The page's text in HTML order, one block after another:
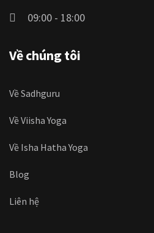
09:00 - 18:00
Về chúng tôi
Về Sadhguru
Về Viisha Yoga
Về Isha Hatha Yoga
Blog
Liên hệ